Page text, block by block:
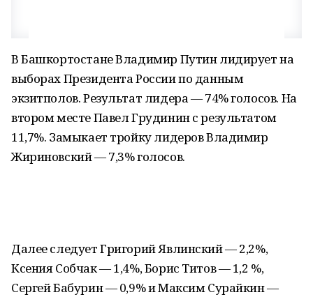
В Башкортостане Владимир Путин лидирует на
выборах Президента России по данным
экзитполов. Результат лидера — 74% голосов. На
втором месте Павел Грудинин с результатом
11,7%. Замыкает тройку лидеров Владимир
Жириновский — 7,3% голосов.
Далее следует Григорий Явлинский — 2,2%,
Ксения Собчак — 1,4%, Борис Титов — 1,2 %,
Сергей Бабурин — 0,9% и Максим Сурайкин —